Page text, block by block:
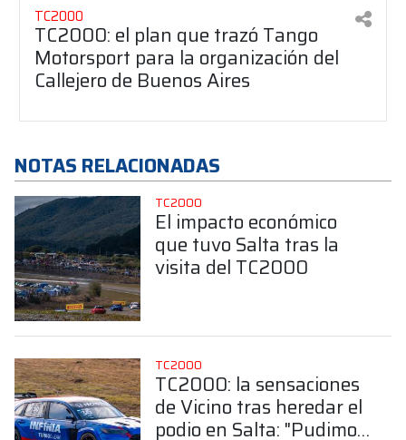
TC2000
TC2000: el plan que trazó Tango
Motorsport para la organización del
Callejero de Buenos Aires
NOTAS RELACIONADAS
TC2000
El impacto económico
que tuvo Salta tras la
visita del TC2000
TC2000
TC2000: la sensaciones
de Vicino tras heredar el
podio en Salta: "Pudimos